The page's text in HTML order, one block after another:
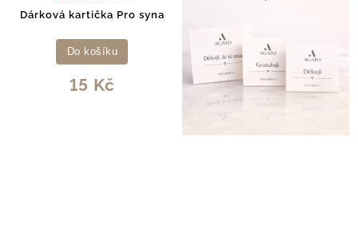
Dárková kartička Pro syna
15 Kč
Do košíku